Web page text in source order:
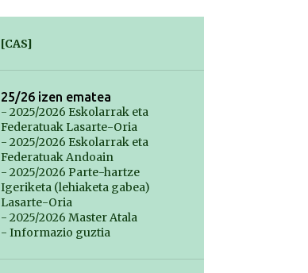
[CAS]
25/26 izen ematea
- 2025/2026 Eskolarrak eta
Federatuak Lasarte-Oria
- 2025/2026 Eskolarrak eta
Federatuak Andoain
- 2025/2026 Parte-hartze
Igeriketa (lehiaketa gabea)
Lasarte-Oria
- 2025/2026 Master Atala
- Informazio guztia